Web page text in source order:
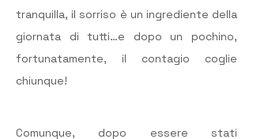
tranquilla, il sorriso è un ingrediente della
giornata di tutti…e dopo un pochino,
fortunatamente, il contagio coglie
chiunque!
Comunque, dopo essere stati